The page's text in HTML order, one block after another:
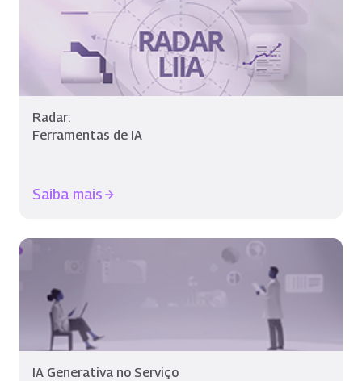
Radar:
Ferramentas de IA
Saiba mais
IA Generativa no Serviço